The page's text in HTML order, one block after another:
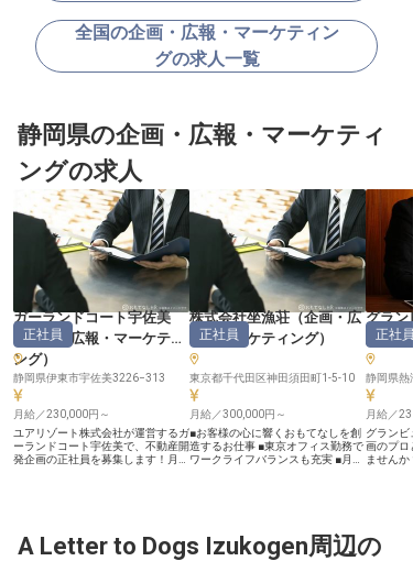
全国の企画・広報・マーケティン
グの求人一覧
静岡県の企画・広報・マーケティ
ングの求人
ガーランドコート宇佐美
（企画・広報・マーケティ
ング）
正社員
静岡県伊東市宇佐美3226−313
月給／230,000円～
ユアリゾート株式会社が運営するガ
ーランドコート宇佐美で、不動産開
発企画の正社員を募集します！月給
しています。コンドミニアムホテル
事業の成長を共に支え、やりがいの
株式会社坐漁荘（企画・広
報・マーケティング）
正社員
東京都千代田区神田須田町1-5-10
月給／300,000円～
■お客様の心に響くおもてなしを創
造するお仕事 ■東京オフィス勤務で
ワークライフバランスも充実 ■月給
だける宿泊プランの企画・作成か
ら、旅行代理店への提案、そして現
グラン
広報
正社員
静岡県熱
月給／
グランビ
画のプロ
ません
基礎から
で、未来
A Letter to Dogs Izukogen周辺の